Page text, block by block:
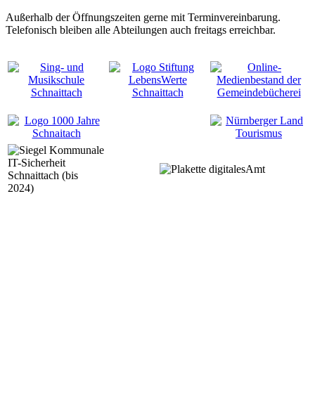
Außerhalb der Öffnungszeiten gerne mit Terminvereinbarung.
Telefonisch bleiben alle Abteilungen auch freitags erreichbar.